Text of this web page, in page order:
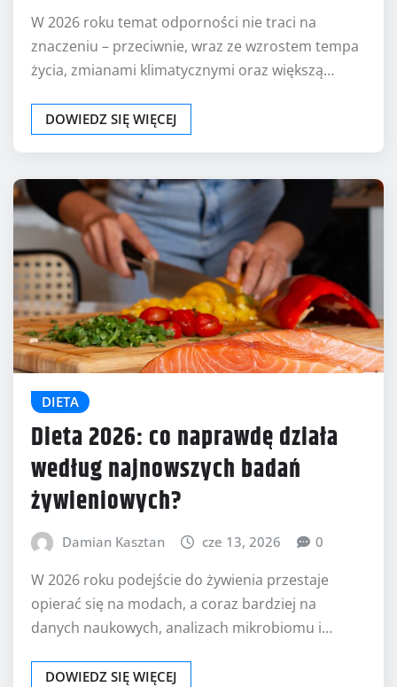
W 2026 roku temat odporności nie traci na
znaczeniu – przeciwnie, wraz ze wzrostem tempa
życia, zmianami klimatycznymi oraz większą…
DOWIEDZ SIĘ WIĘCEJ
DIETA
Dieta 2026: co naprawdę działa
według najnowszych badań
żywieniowych?
Damian Kasztan cze 13, 2026 0
W 2026 roku podejście do żywienia przestaje
opierać się na modach, a coraz bardziej na
danych naukowych, analizach mikrobiomu i…
DOWIEDZ SIĘ WIĘCEJ